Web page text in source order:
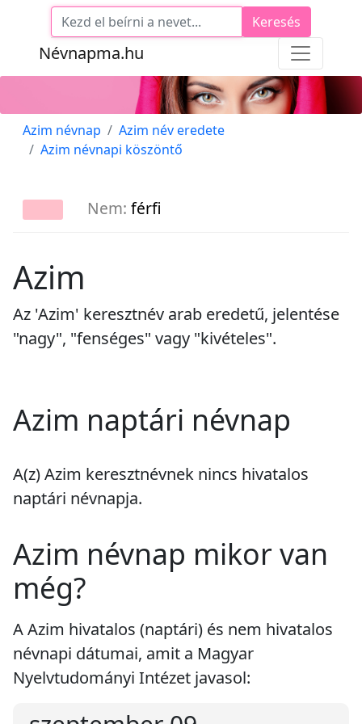
Névnapma.hu
Keresés
Azim névnap
Azim név eredete
Azim névnapi köszöntő
Nem: férfi
Azim
Az 'Azim' keresztnév arab eredetű, jelentése
"nagy", "fenséges" vagy "kivételes".
Azim naptári névnap
A(z) Azim keresztnévnek nincs hivatalos
naptári névnapja.
Azim névnap mikor van
még?
A Azim hivatalos (naptári) és nem hivatalos
névnapi dátumai, amit a Magyar
Nyelvtudományi Intézet javasol: